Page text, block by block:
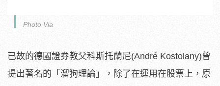
Photo Via
已故的德國證券教父科斯托蘭尼(André Kostolany)曾
提出著名的「溜狗理論」，除了在運用在股票上，原